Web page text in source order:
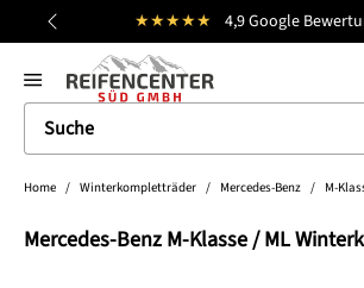
springen ★★★★★ 4,9 Google
general.prev
Home / Winterkompletträder / Mercedes-Benz / M-
Mercedes-Benz M-Klasse / ML